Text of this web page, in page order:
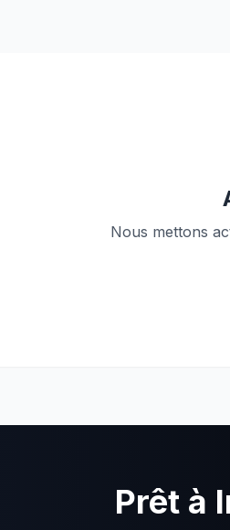
Nous mettons
Prêt à